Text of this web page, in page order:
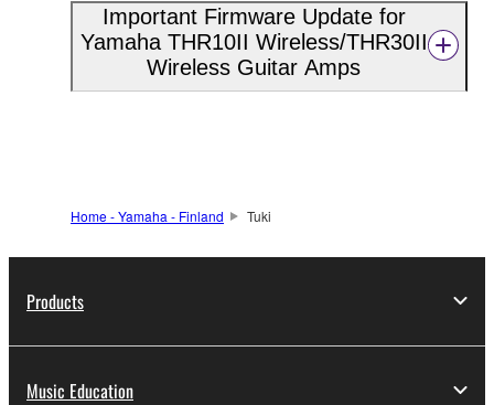
Important Firmware Update for
Yamaha THR10II Wireless/THR30II
Wireless Guitar Amps
Home - Yamaha - Finland Tuki
Products
Music Education